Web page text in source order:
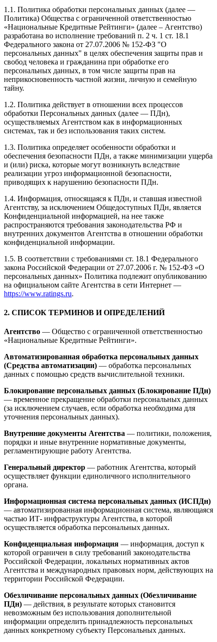
1.1. Политика обработки персональных данных (далее —
Политика) Общества с ограниченной ответственностью
«Национальные Кредитные Рейтинги» (далее – Агентство)
разработана во исполнение требований п. 2 ч. 1 ст. 18.1
Федерального закона от 27.07.2006 № 152-ФЗ "О
персональных данных" в целях обеспечения защиты прав и
свобод человека и гражданина при обработке его
персональных данных, в том числе защиты прав на
неприкосновенность частной жизни, личную и семейную
тайну.
1.2. Политика действует в отношении всех процессов
обработки Персональных данных (далее — ПДн),
осуществляемых Агентством как в информационных
системах, так и без использования таких систем.
1.3. Политика определяет особенности обработки и
обеспечения безопасности ПДн, а также минимизации ущерба
и (или) риска, которые могут возникнуть вследствие
реализации угроз информационной безопасности,
приводящих к нарушению безопасности ПДн.
1.4. Информация, относящаяся к ПДн, и ставшая известной
Агентству, за исключением Общедоступных ПДн, является
Конфиденциальной информацией, на нее также
распространяются требования законодательства РФ и
внутренних документов Агентства в отношении обработки
конфиденциальной информации.
1.5. В соответствии с требованиями ст. 18.1 Федерального
закона Российской Федерации от 27.07.2006 г. № 152-ФЗ «О
персональных данных» Политика подлежит опубликованию
на официальном сайте Агентства в сети Интернет —
https://www.ratings.ru.
2. СПИСОК ТЕРМИНОВ И ОПРЕДЕЛЕНИЙ
Агентство — Общество с ограниченной ответственностью
«Национальные Кредитные Рейтинги».
Автоматизированная обработка персональных данных
(Средства автоматизации) — обработка персональных
данных с помощью средств вычислительной техники.
Блокирование персональных данных (Блокирование ПДн)
— временное прекращение обработки персональных данных
(за исключением случаев, если обработка необходима для
уточнения персональных данных).
Внутренние документы Агентства — политики, положения,
порядки и иные внутренние нормативные документы,
регламентирующие работу Агентства.
Генеральный директор — работник Агентства, который
осуществляет функции единоличного исполнительного
органа.
Информационная система персональных данных (ИСПДн)
— автоматизированная информационная система, являющаяся
частью ИТ- инфраструктуры Агентства, в которой
осуществляется обработка персональных данных.
Конфиденциальная информация — информация, доступ к
которой ограничен в силу требований законодательства
Российской Федерации, локальных нормативных актов
Агентства и международных правовых норм, действующих на
территории Российской Федерации.
Обезличивание персональных данных (Обезличивание
ПДн) — действия, в результате которых становится
невозможным без использования дополнительной
информации определить принадлежность персональных
данных конкретному субъекту Персональных данных.